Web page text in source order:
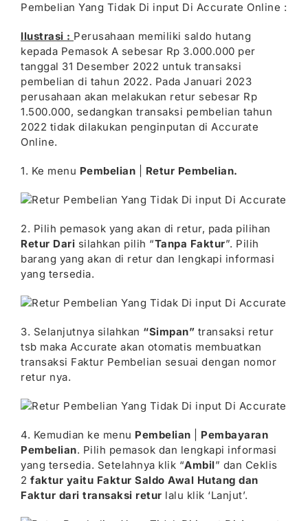
Pembelian Yang Tidak Di input Di Accurate Online :
Ilustrasi : Perusahaan memiliki saldo hutang
kepada Pemasok A sebesar Rp 3.000.000 per
tanggal 31 Desember 2022 untuk transaksi
pembelian di tahun 2022. Pada Januari 2023
perusahaan akan melakukan retur sebesar Rp
1.500.000, sedangkan transaksi pembelian tahun
2022 tidak dilakukan penginputan di Accurate
Online.
1. Ke menu Pembelian Retur Pembelian.
2. Pilih pemasok yang akan di retur, pada pilihan
Retur Dari silahkan pilih “Tanpa Faktur”. Pilih
barang yang akan di retur dan lengkapi informasi
yang tersedia.
3. Selanjutnya silahkan “Simpan” transaksi retur
tsb maka Accurate akan otomatis membuatkan
transaksi Faktur Pembelian sesuai dengan nomor
retur nya.
4. Kemudian ke menu Pembelian
Pembayaran
Pembelian. Pilih pemasok dan lengkapi informasi
yang tersedia. Setelahnya klik “Ambil” dan Ceklis
2 faktur yaitu Faktur Saldo Awal Hutang dan
Faktur dari transaksi retur lalu klik ‘Lanjut’.